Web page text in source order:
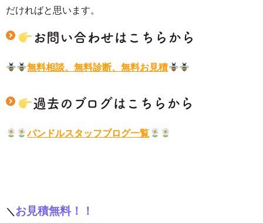
だければと思います。
お問い合わせはこちらから
無料相談、無料診断、無料お見積
過去のブログはこちらから
パンドルスタッフブログ一覧
＼ お見積無料！！